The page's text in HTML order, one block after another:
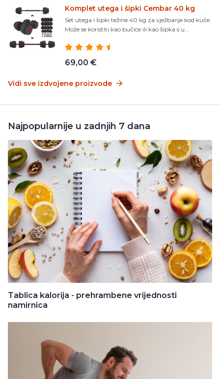
Komplet utega i šipki Cembar 40 kg
Set utega i šipki težine 40 kg za vježbanje kod kuće.
Može se koristiti kao bučice ili kao šipka s u...
69,00 €
Vidi sve izdvojene proizvode
Najpopularnije u zadnjih 7 dana
Tablica kalorija - prehrambene vrijednosti
namirnica